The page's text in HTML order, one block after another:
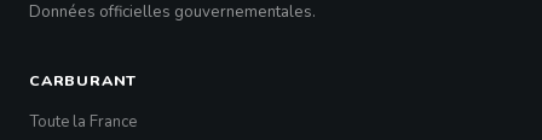
Données officielles gouvernementales.
CARBURANT
Toute la France